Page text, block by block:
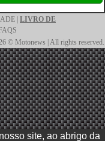
LIVRO DE
© Motonews | All rights reserved.
site, ao abrigo da